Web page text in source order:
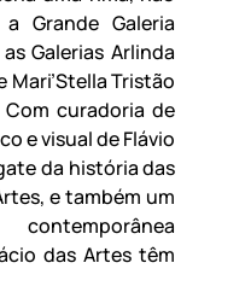
Grande Galeria
Galerias Arlinda
Mari’Stella Tristão
curadoria de
e visual de Flávio
da história das
e também um
das Artes têm